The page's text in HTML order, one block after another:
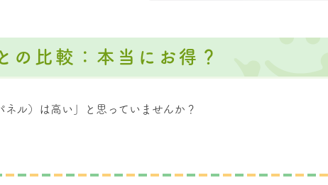
の比較：本当にお得？
ネル）は高い」と思っていませんか？